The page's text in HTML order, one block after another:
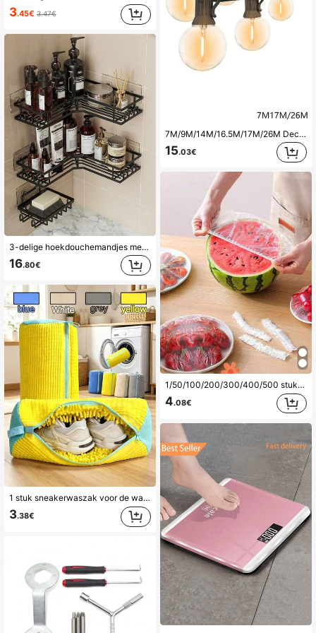
3.45€ 3.47€
3-delige hoekdouchemandjes met plakstrip: 2/3 doucherekken met zeepbakje, roestbestendige roestvrijstalen badkamerorganizer, boorvrije wandmontage, zwarte afwerking, badkameraccessoires
16.80€
1 stuk sneakerwaszak voor de wasmachine, vormbehoudende schoenwaszak, diep reinigend mesh beschermnet voor sneakers & slip-ons, essentiële schoenzorg (geel/grijs)
3.38€
7M/9M/14M/16.5M/17M/26M Decoratieve LED Globe Lichtsnoeren, Buiten G40 Tuinverlichting Voor Feest, Tuin, Kamperen, Balkon, Bruiloft, Straat, Achtertuin, Kampeeraccessoires
15.03€
1/50/100/200/300/400/500 stuks elastische plastic voedselhoezen, verstelbare rekbare komdeksels, vershoudende keukenfolie, gemengde kleuren, voor het bewaren van restjes voedsel
4.08€